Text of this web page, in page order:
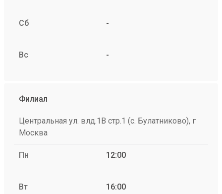
Сб -
Вс -
Филиал
Центральная ул. влд.1В стр.1 (с. Булатниково), г
Москва
Пн 12:00
Вт 16:00